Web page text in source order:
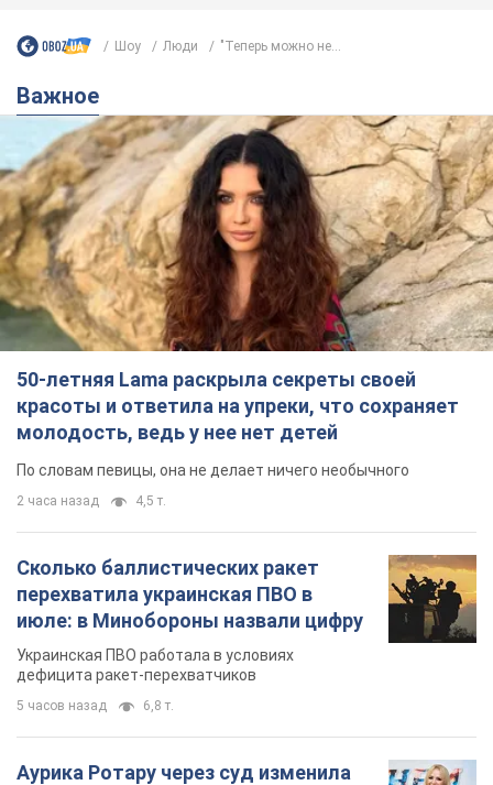
Шоу Люди "Теперь можно не...
Важное
50-летняя Lama раскрыла секреты своей
красоты и ответила на упреки, что сохраняет
молодость, ведь у нее нет детей
По словам певицы, она не делает ничего необычного
2 часа назад 4,5 т.
Сколько баллистических ракет
перехватила украинская ПВО в
июле: в Минобороны назвали цифру
Украинская ПВО работала в условиях
дефицита ракет-перехватчиков
5 часов назад 6,8 т.
Аурика Ротару через суд изменила